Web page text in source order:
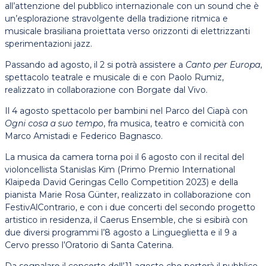
all’attenzione del pubblico internazionale con un sound che è
un’esplorazione stravolgente della tradizione ritmica e
musicale brasiliana proiettata verso orizzonti di elettrizzanti
sperimentazioni jazz.
Passando ad agosto, il 2 si potrà assistere a Canto per Europa,
spettacolo teatrale e musicale di e con Paolo Rumiz,
realizzato in collaborazione con Borgate dal Vivo.
Il 4 agosto spettacolo per bambini nel Parco del Ciapà con
Ogni cosa a suo tempo, fra musica, teatro e comicità con
Marco Amistadi e Federico Bagnasco.
La musica da camera torna poi il 6 agosto con il recital del
violoncellista Stanislas Kim (Primo Premio International
Klaipeda David Geringas Cello Competition 2023) e della
pianista Marie Rosa Günter, realizzato in collaborazione con
FestivAlContrario, e con i due concerti del secondo progetto
artistico in residenza, il Caerus Ensemble, che si esibirà con
due diversi programmi l’8 agosto a Lingueglietta e il 9 a
Cervo presso l’Oratorio di Santa Caterina.